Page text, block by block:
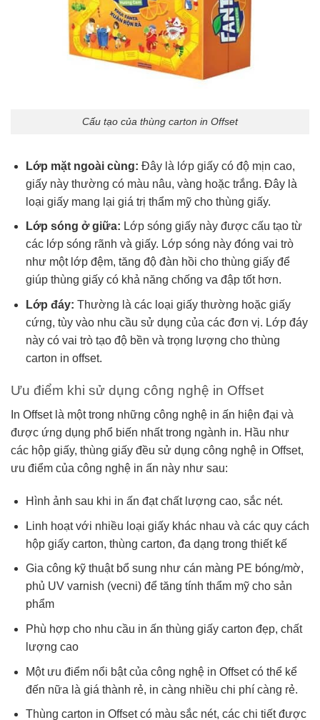
Cấu tạo của thùng carton in Offset
Lớp mặt ngoài cùng: Đây là lớp giấy có độ mịn cao,
giấy này thường có màu nâu, vàng hoặc trắng. Đây là
loại giấy mang lại giá trị thẩm mỹ cho thùng giấy.
Lớp sóng ở giữa: Lớp sóng giấy này được cấu tạo từ
các lớp sóng rãnh và giấy. Lớp sóng này đóng vai trò
như một lớp đệm, tăng độ đàn hồi cho thùng giấy để
giúp thùng giấy có khả năng chống va đập tốt hơn.
Lớp đáy: Thường là các loại giấy thường hoặc giấy
cứng, tùy vào nhu cầu sử dụng của các đơn vị. Lớp đáy
này có vai trò tạo độ bền và trọng lượng cho thùng
carton in offset.
Ưu điểm khi sử dụng công nghệ in Offset
In Offset là một trong những công nghệ in ấn hiện đại và
được ứng dụng phổ biến nhất trong ngành in. Hầu như
các hộp giấy, thùng giấy đều sử dụng công nghệ in Offset,
ưu điểm của công nghệ in ấn này như sau:
Hình ảnh sau khi in ấn đạt chất lượng cao, sắc nét.
Linh hoạt với nhiều loại giấy khác nhau và các quy cách
hộp giấy carton, thùng carton, đa dạng trong thiết kế
Gia công kỹ thuật bổ sung như cán màng PE bóng/mờ,
phủ UV varnish (vecni) để tăng tính thẩm mỹ cho sản
phẩm
Phù hợp cho nhu cầu in ấn thùng giấy carton đẹp, chất
lượng cao
Một ưu điểm nổi bật của công nghệ in Offset có thể kể
đến nữa là giá thành rẻ, in càng nhiều chi phí càng rẻ.
Thùng carton in Offset có màu sắc nét, các chi tiết được